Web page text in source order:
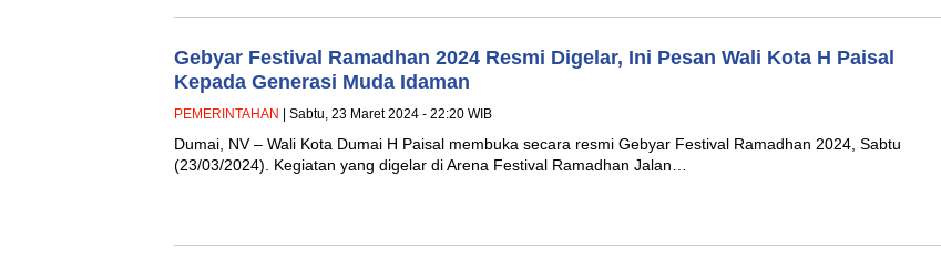
Gebyar Festival Ramadhan 2024 Resmi Digelar, Ini Pesan Wali Kota H Paisal
Kepada Generasi Muda Idaman
PEMERINTAHAN | Sabtu, 23 Maret 2024 - 22:20 WIB
Dumai, NV – Wali Kota Dumai H Paisal membuka secara resmi Gebyar Festival Ramadhan 2024, Sabtu
(23/03/2024). Kegiatan yang digelar di Arena Festival Ramadhan Jalan…